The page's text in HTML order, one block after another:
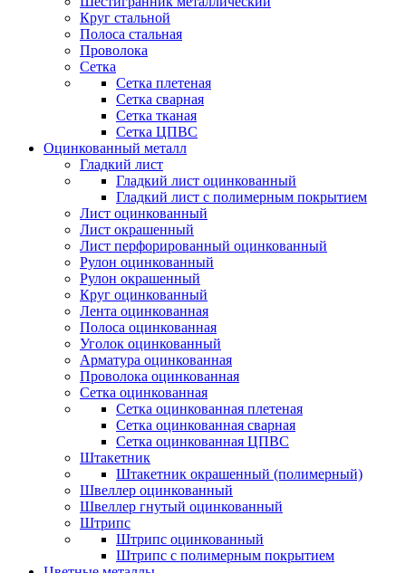
Круг стальной
Полоса стальная
Проволока
Сетка
Сетка плетеная
Сетка сварная
Сетка тканая
Сетка ЦПВС
Оцинкованный металл
Гладкий лист
Гладкий лист оцинкованный
Гладкий лист с полимерным покрытием
Лист оцинкованный
Лист окрашенный
Лист перфорированный оцинкованный
Рулон оцинкованный
Рулон окрашенный
Круг оцинкованный
Лента оцинкованная
Полоса оцинкованная
Уголок оцинкованный
Арматура оцинкованная
Проволока оцинкованная
Сетка оцинкованная
Сетка оцинкованная плетеная
Сетка оцинкованная сварная
Сетка оцинкованная ЦПВС
Штакетник
Штакетник окрашенный (полимерный)
Швеллер оцинкованный
Швеллер гнутый оцинкованный
Штрипс
Штрипс оцинкованный
Штрипс с полимерным покрытием